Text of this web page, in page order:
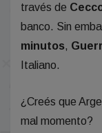
través de
banco. Sin
minutos,
Italiano.
¿Creés que
mal momento?